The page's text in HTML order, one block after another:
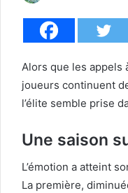
Alors que les appels
joueurs continuent
l’élite semble prise
Une saison
L’émotion a atteint
La première,